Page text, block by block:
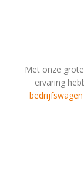
Met onze
ervaring
bedrijfswagen